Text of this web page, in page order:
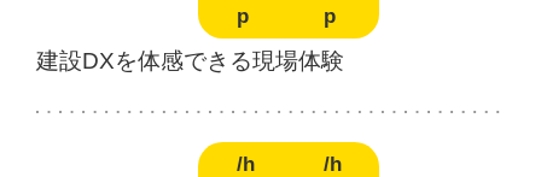
p
p
建設DXを体感できる現場体験
/h
/h